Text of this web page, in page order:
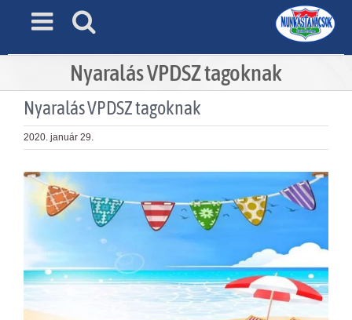
Nyaralás VPDSZ tagoknak
Nyaralás VPDSZ tagoknak
2020. január 29.
View
Larger
Image